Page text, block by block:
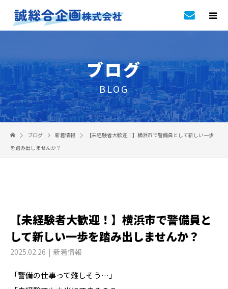
ブログ
BLOG
ブログ 新着情報
【未経験者大歓迎！】横浜市で警備員として新しい一歩
を踏み出しませんか？
【未経験者大歓迎！】横浜市で警備員と
して新しい一歩を踏み出しませんか？
2025.02.26 新着情報
「警備の仕事って難しそう…」